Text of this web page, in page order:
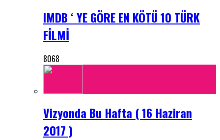
IMDB ‘ YE GÖRE EN KÖTÜ 10 TÜRK
FİLMİ
8068
Vizyonda Bu Hafta ( 16 Haziran
2017 )